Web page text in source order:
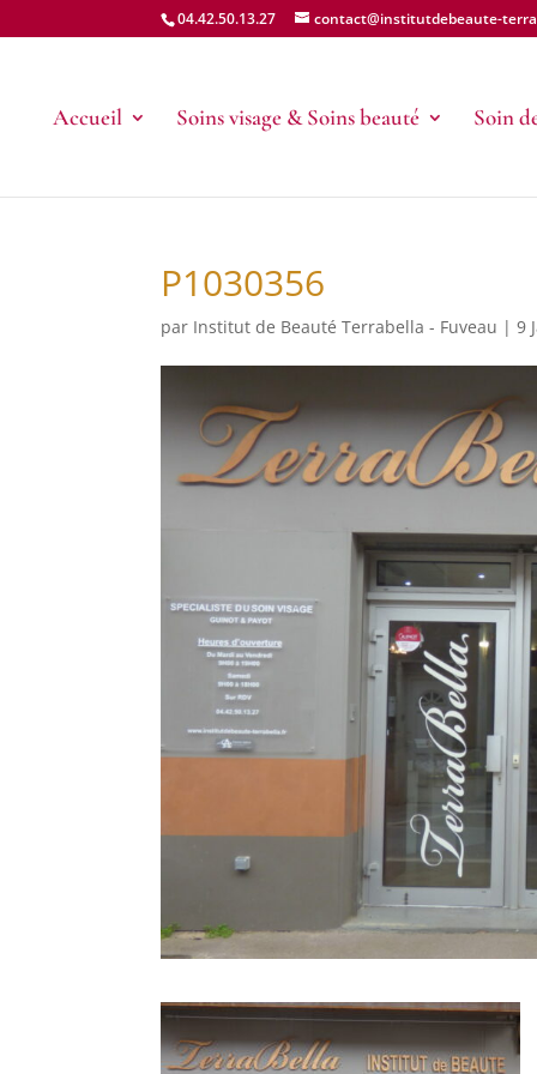
04.42.50.13.27 contact@institutdebeaute-
Accueil Soins visage & Soins beauté Soin
P1030356
par Institut de Beauté Terrabella - Fuveau |9